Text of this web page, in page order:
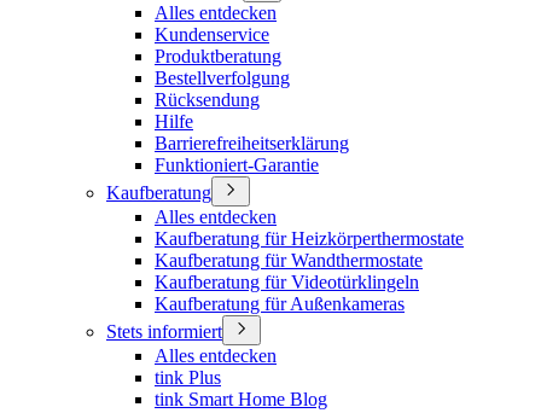
Alles entdecken
Kundenservice
Produktberatung
Bestellverfolgung
Rücksendung
Hilfe
Barrierefreiheitserklärung
Funktioniert-Garantie
Kaufberatung
Alles entdecken
Kaufberatung für Heizkörperthermostate
Kaufberatung für Wandthermostate
Kaufberatung für Videotürklingeln
Kaufberatung für Außenkameras
Stets informiert
Alles entdecken
tink Plus
tink Smart Home Blog